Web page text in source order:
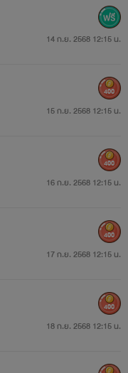
14 ก.ย. 2568 12:15 น.
15 ก.ย. 2568 12:15 น.
400
16 ก.ย. 2568 12:15 น.
400
17 ก.ย. 2568 12:15 น.
400
18 ก.ย. 2568 12:15 น.
400